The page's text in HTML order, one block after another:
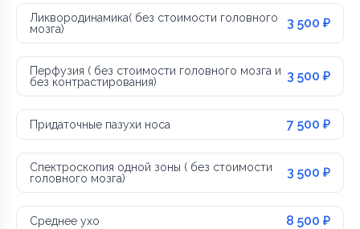
Ликвородинамика( без стоимости головного
мозга)
3 500 ₽
Перфузия ( без стоимости головного мозга и
без контрастирования)
3 500 ₽
Придаточные пазухи носа 7 500 ₽
Спектроскопия одной зоны ( без стоимости
головного мозга)
3 500 ₽
Среднее ухо 8 500 ₽